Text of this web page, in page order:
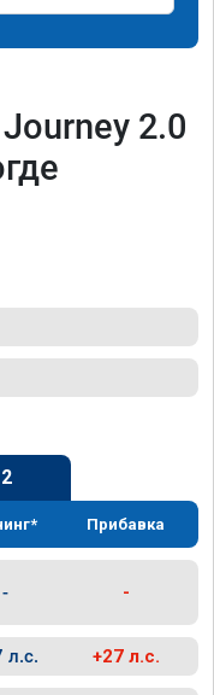
2.0
Прибавка
- -
л.с. +27 л.с.